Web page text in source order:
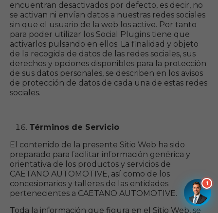
encuentran desactivados por defecto, es decir, no
se activan ni envían datos a nuestras redes sociales
sin que el usuario de la web los active. Por tanto
para poder utilizar los Social Plugins tiene que
activarlos pulsando en ellos. La finalidad y objeto
de la recogida de datos de las redes sociales, sus
derechos y opciones disponibles para la protección
de sus datos personales, se describen en los avisos
de protección de datos de cada una de estas redes
sociales.
Términos de Servicio
El contenido de la presente Sitio Web ha sido
preparado para facilitar información genérica y
orientativa de los productos y servicios de
CAETANO AUTOMOTIVE, así como de los
concesionarios y talleres de las entidades
pertenecientes a CAETANO AUTOMOTIVE.
Toda la información que figura en el Sitio Web, se
1
En línea ahora